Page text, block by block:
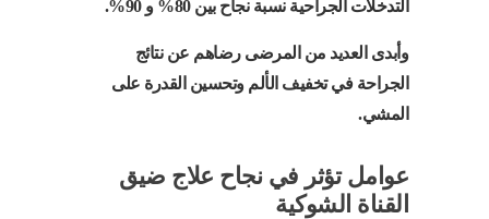
التدخلات الجراحية نسبة نجاح بين 80% و 90%.
وأبدى العديد من المرضى رضاهم عن نتائج
الجراحة في تخفيف الألم وتحسين القدرة على
المشي.
عوامل تؤثر في نجاح علاج ضيق
القناة الشوكية